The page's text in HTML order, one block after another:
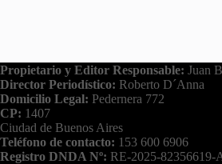
Propietario y Editor Responsable: Juan
Director Periodístico: Roberto D´Anna
Domicilio Legal: Pedernera 772
CP: 1407
Ciudad de Buenos Aires
Teléfono de contacto: 153 600 6906
Registro DNDA Nº: RE-2025-